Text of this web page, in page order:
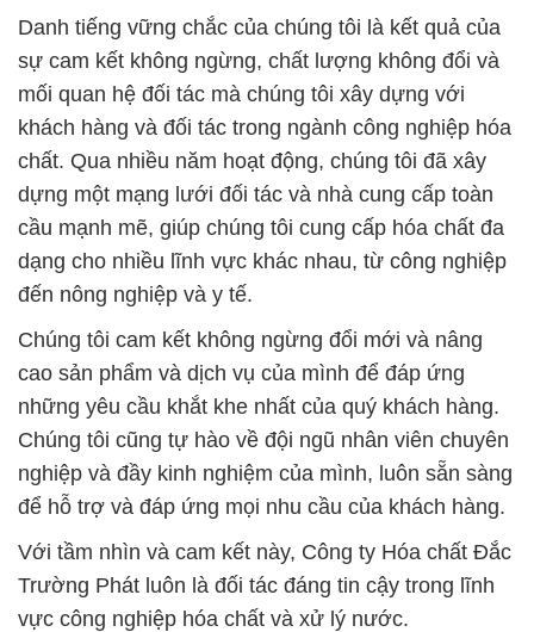
chất. Qua nhiều năm hoạt động, chúng tôi đã xây
dựng một mạng lưới đối tác và nhà cung cấp toàn
cầu mạnh mẽ, giúp chúng tôi cung cấp hóa chất đa
dạng cho nhiều lĩnh vực khác nhau, từ công nghiệp
đến nông nghiệp và y tế.
Chúng tôi cam kết không ngừng đổi mới và nâng
cao sản phẩm và dịch vụ của mình để đáp ứng
những yêu cầu khắt khe nhất của quý khách hàng.
Chúng tôi cũng tự hào về đội ngũ nhân viên chuyên
nghiệp và đầy kinh nghiệm của mình, luôn sẵn sàng
để hỗ trợ và đáp ứng mọi nhu cầu của khách hàng.
Với tầm nhìn và cam kết này, Công ty Hóa chất Đắc
Trường Phát luôn là đối tác đáng tin cậy trong lĩnh
vực công nghiệp hóa chất và xử lý nước.
# Kinh doanh → cung cấp Hóa Chất Phụ Gia Thực
Phẩm Sodium Cacboxylmethyl Cellulose Dạng Bột
& CMC Powder
# Cty chuyên thương mại – phân phối Hóa Chất